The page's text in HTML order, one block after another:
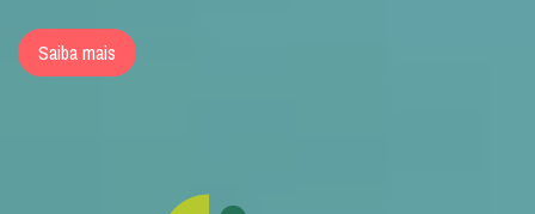
Saiba mais